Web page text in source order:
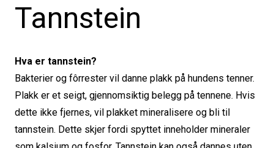
Tannstein
Hva er tannstein?
Bakterier og fôrrester vil danne plakk på hundens tenner.
Plakk er et seigt, gjennomsiktig belegg på tennene. Hvis
dette ikke fjernes, vil plakket mineralisere og bli til
tannstein. Dette skjer fordi spyttet inneholder mineraler